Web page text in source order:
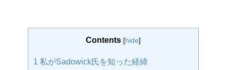
Contents [hide]
1 私がSadowick氏を知った経緯